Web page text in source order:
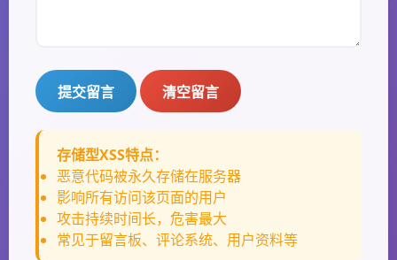
提交留言 清空留言
存储型XSS特点：
恶意代码被永久存储在服务器
影响所有访问该页面的用户
攻击持续时间长，危害最大
常见于留言板、评论系统、用户资料等